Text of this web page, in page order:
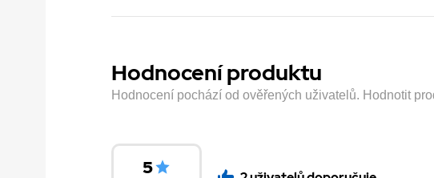
Hodnocení produktu
Hodnocení pochází od ověřených uživatelů. Hodnotit
5